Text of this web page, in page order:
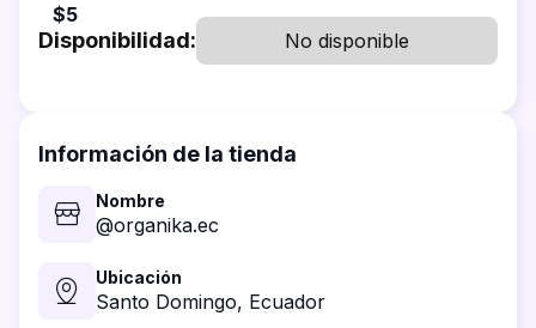
$5
Disponibilidad: No disponible
Información de la tienda
Nombre
@organika.ec
Ubicación
Santo Domingo, Ecuador